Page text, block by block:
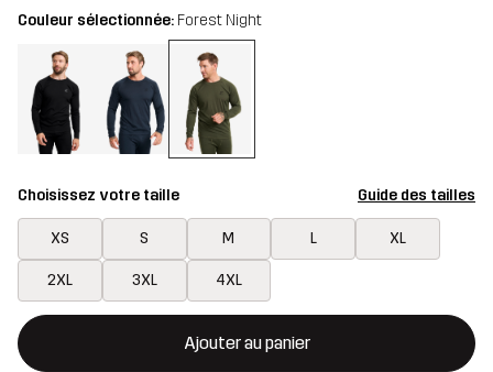
Couleur sélectionnée: Forest Night
Choisissez votre taille Guide des tailles
XS S M L XL
2XL 3XL 4XL
Ajouter au panier
Ce bouton ouvrira une fenêtre modale confirmant un nouvel
{{taille}} non disponible